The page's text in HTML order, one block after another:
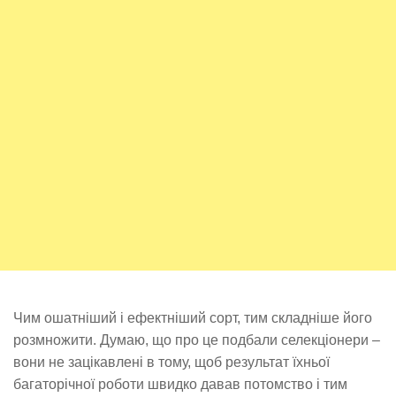
Чим ошатніший і ефектніший сорт, тим складніше його
розмножити. Думаю, що про це подбали селекціонери –
вони не зацікавлені в тому, щоб результат їхньої
багаторічної роботи швидко давав потомство і тим